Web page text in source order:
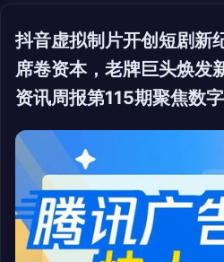
抖音虚拟制片开创短剧新
席卷资本，老牌巨头焕
资讯周报第115期聚焦数